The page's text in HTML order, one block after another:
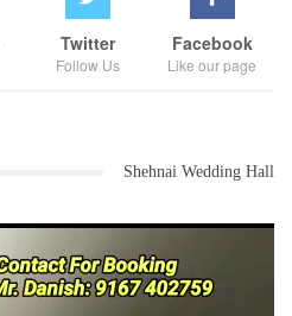
Facebook
Like our page
Twitter
Follow Us
Shehnai Wedding Hall